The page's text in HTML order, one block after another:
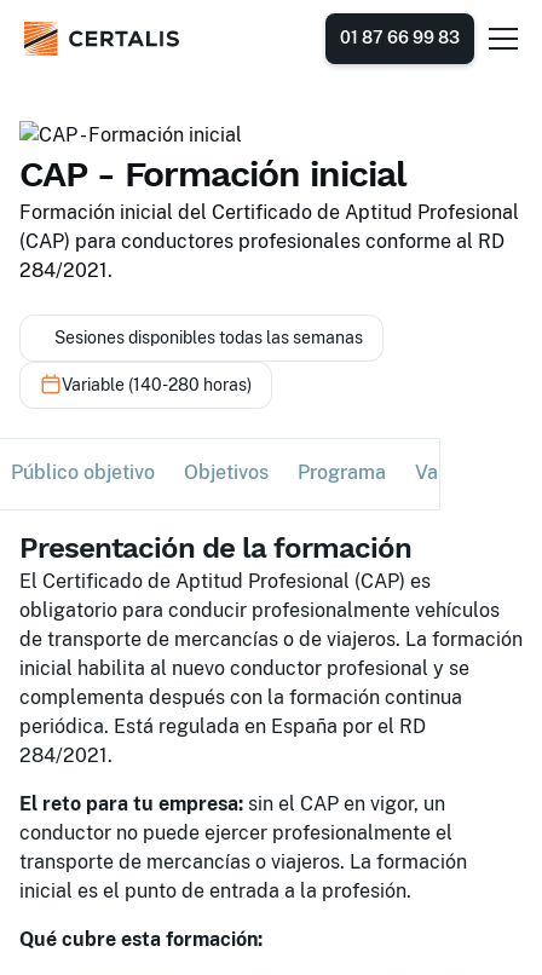
01 87 66 99 83
CAP - Formación inicial
Formación inicial del Certificado de Aptitud Profesional
(CAP) para conductores profesionales conforme al RD
284/2021.
Sesiones disponibles todas las semanas
Variable (140-280 horas)
Público objetivo Objetivos Programa Validación
Presentación de la formación
El Certificado de Aptitud Profesional (CAP) es
obligatorio para conducir profesionalmente vehículos
de transporte de mercancías o de viajeros. La formación
inicial habilita al nuevo conductor profesional y se
complementa después con la formación continua
periódica. Está regulada en España por el RD
284/2021.
El reto para tu empresa: sin el CAP en vigor, un
conductor no puede ejercer profesionalmente el
transporte de mercancías o viajeros. La formación
inicial es el punto de entrada a la profesión.
Qué cubre esta formación: